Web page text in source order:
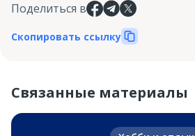
Поделиться в
Скопировать ссылку
Связанные материалы